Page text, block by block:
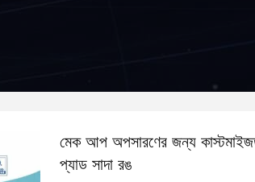
মেক আপ অপসারণের জন্য
প্যাড সাদা রঙ